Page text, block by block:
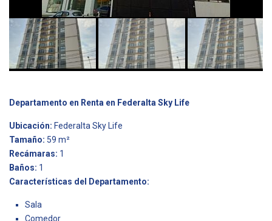
Departamento en Renta en Federalta Sky Life
Ubicación: Federalta Sky Life
Tamaño: 59 m²
Recámaras: 1
Baños: 1
Características del Departamento:
Sala
Comedor